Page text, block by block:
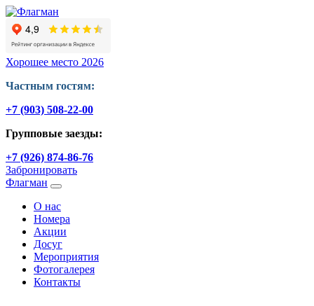
Хорошее место 2026
Частным гостям:
+7 (903) 508-22-00
Групповые заезды:
+7 (926) 874-86-76
Забронировать
Флагман
O нас
Номера
Акции
Досуг
Мероприятия
Фотогалерея
Контакты